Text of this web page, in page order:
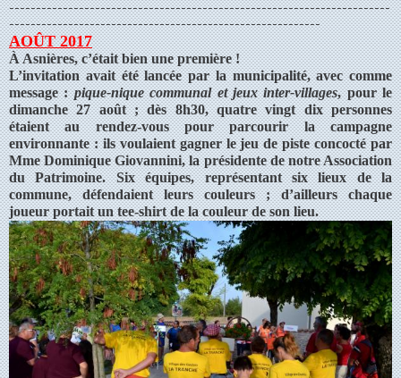
-----------------------------------------------------------------------
----------------------------------------------------------
AOÛT 2017
À Asnières, c’était bien une première !
L’invitation avait été lancée par la municipalité, avec comme
message :pique-nique communal et jeux inter-villages, pour le
dimanche 27 août ; dès 8h30, quatre vingt dix personnes
étaient au rendez-vous pour parcourir la campagne
environnante : ils voulaient gagner le jeu de piste concocté par
Mme Dominique Giovannini, la présidente de notre Association
du Patrimoine. Six équipes, représentant six lieux de la
commune, défendaient leurs couleurs ; d’ailleurs chaque
joueur portait un tee-shirt de la couleur de son lieu.